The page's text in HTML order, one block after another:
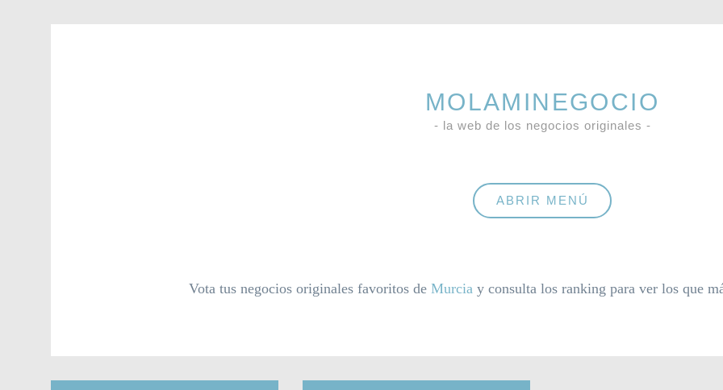
MOLAMINEGOCIO
- la web de los negocios originales -
ABRIR MENÚ
Vota tus negocios originales favoritos de Murciay consulta los ranking para ver los que